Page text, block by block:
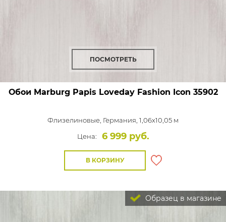
ПОСМОТРЕТЬ
Обои Marburg Papis Loveday Fashion Icon 35902
Флизелиновые, Германия, 1,06x10,05 м
Цена:
6 999 руб.
В КОРЗИНУ
Образец в магазине